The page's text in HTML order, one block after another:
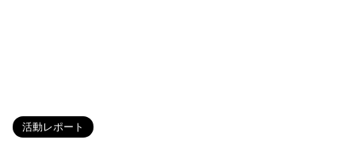
活動レポート